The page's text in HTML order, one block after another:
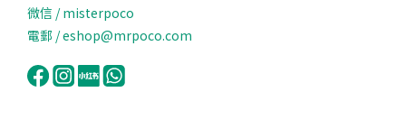
微信 / misterpoco
電郵 / eshop@mrpoco.com